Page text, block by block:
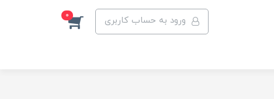
ورود به حساب کاربری 0